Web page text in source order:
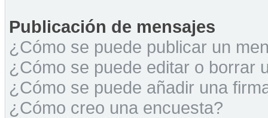
Publicación de mensajes
¿Cómo se puede publicar un
¿Cómo se puede editar o borrar
¿Cómo se puede añadir una
¿Cómo creo una encuesta?